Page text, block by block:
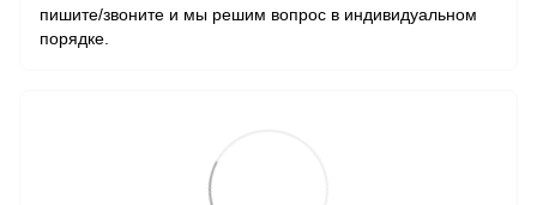
пишите/звоните и мы решим вопрос в индивидуальном
порядке.